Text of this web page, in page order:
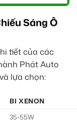
Sáng Ô
tiết của các
Phát Auto
lựa chọn:
BI XENON
35-55W